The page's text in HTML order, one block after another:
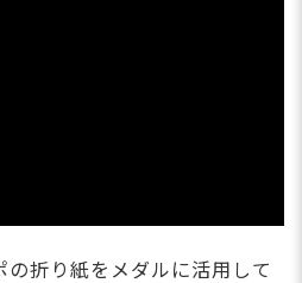
折り紙をメダルに活用して